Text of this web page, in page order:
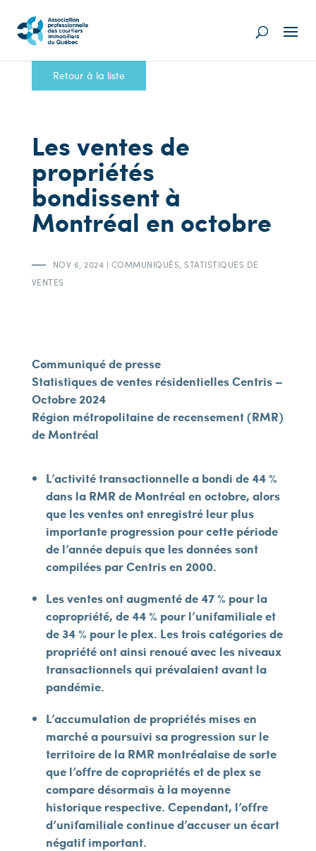
Retour à la liste
Les ventes de
propriétés
bondissent à
Montréal en octobre
NOV 6, 2024 | COMMUNIQUÉS ,STATISTIQUES DE
VENTES
Communiqué de presse
Statistiques de ventes résidentielles Centris –
Octobre 2024
Région métropolitaine de recensement (RMR)
de Montréal
L’activité transactionnelle a bondi de 44 %
dans la RMR de Montréal en octobre, alors
que les ventes ont enregistré leur plus
importante progression pour cette période
de l’année depuis que les données sont
compilées par Centris en 2000.
Les ventes ont augmenté de 47 % pour la
copropriété, de 44 % pour l’unifamiliale et
de 34 % pour le plex. Les trois catégories de
propriété ont ainsi renoué avec les niveaux
transactionnels qui prévalaient avant la
pandémie.
L’accumulation de propriétés mises en
marché a poursuivi sa progression sur le
territoire de la RMR montréalaise de sorte
que l’offre de copropriétés et de plex se
compare désormais à la moyenne
historique respective. Cependant, l’offre
d’unifamiliale continue d’accuser un écart
négatif important.